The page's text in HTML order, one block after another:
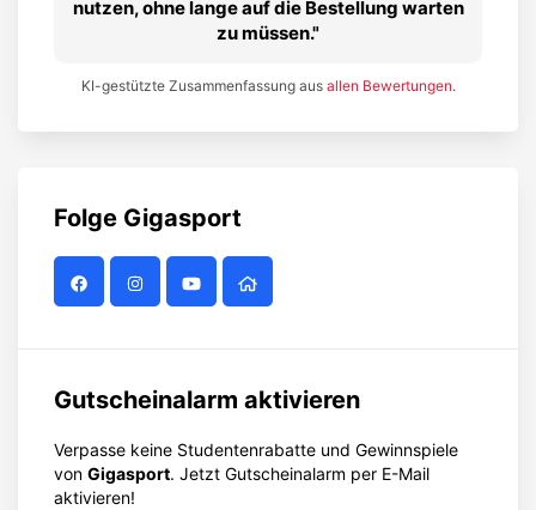
nutzen, ohne lange auf die Bestellung warten
zu müssen.
KI-gestützte Zusammenfassung aus allen Bewertungen.
Folge Gigasport
Gutscheinalarm aktivieren
Verpasse keine Studentenrabatte und Gewinnspiele
von Gigasport. Jetzt Gutscheinalarm per E-Mail
aktivieren!